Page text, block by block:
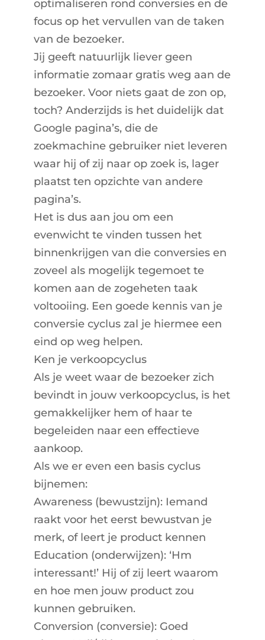
optimaliseren rond conversies en de
focus op het vervullen van de taken
van de bezoeker.
Jij geeft natuurlijk liever geen
informatie zomaar gratis weg aan de
bezoeker. Voor niets gaat de zon op,
toch? Anderzijds is het duidelijk dat
Google pagina’s, die de
zoekmachine gebruiker niet leveren
waar hij of zij naar op zoek is, lager
plaatst ten opzichte van andere
pagina’s.
Het is dus aan jou om een
evenwicht te vinden tussen het
binnenkrijgen van die conversies en
zoveel als mogelijk tegemoet te
komen aan de zogeheten taak
voltooiing. Een goede kennis van je
conversie cyclus zal je hiermee een
eind op weg helpen.
Ken je verkoopcyclus
Als je weet waar de bezoeker zich
bevindt in jouw verkoopcyclus, is het
gemakkelijker hem of haar te
begeleiden naar een effectieve
aankoop.
Als we er even een basis cyclus
bijnemen:
Awareness (bewustzijn): Iemand
raakt voor het eerst bewustvan je
merk, of leert je product kennen
Education (onderwijzen): ‘Hm
interessant!’ Hij of zij leert waarom
en hoe men jouw product zou
kunnen gebruiken.
Conversion (conversie): Goed